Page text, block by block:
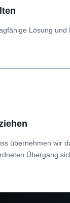
Lösung und
übernehmen wir
Übergang